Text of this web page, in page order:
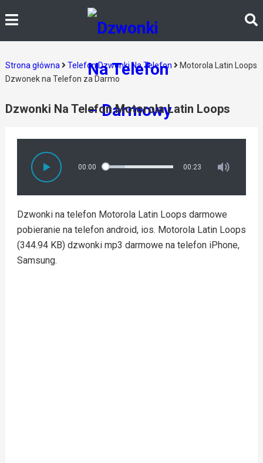
Strona główna Telefon Dzwonki Na Telefon
Motorola Latin Loops
Dzwonek na Telefon za Darmo
Dzwonki Na Telefon Motorola Latin Loops
00:00 00:23
Dzwonki na telefon Motorola Latin Loops darmowe
pobieranie na telefon android, ios. Motorola Latin Loops
(344.94 KB) dzwonki mp3 darmowe na telefon iPhone,
Samsung.